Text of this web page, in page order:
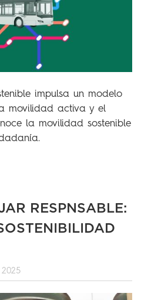
impulsa un modelo
movilidad activa y el
la movilidad sostenible
RESPNSABLE: